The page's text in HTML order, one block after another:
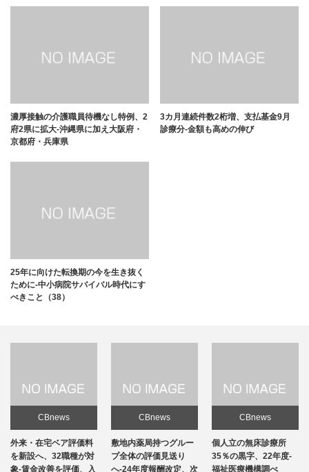
濃厚接触の介護職員待機なし特例、2
府2県に拡大-沖縄県に加え大阪府・
京都府・兵庫県
3カ月連続件数2桁増、支払基金9月
診療分-金額も高めの伸び
25年に向けた転換期の今を生き抜く
ために-中小病院サバイバル時代にす
べきこと（38）
CBnews
敷地内薬局持つグルー
プ全体の評価見送り
へ-24年度報酬改定、次
CBnews
個人立の無床診療所
35％の黒字、22年度-
福祉医療機構調べ
CBnews
個人立の無床診療所
35％の黒字、22年度-
福祉医療機構調べ